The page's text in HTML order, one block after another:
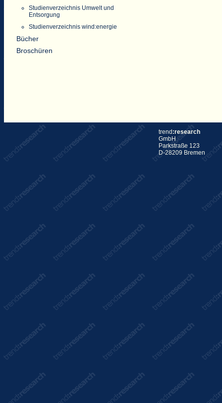
Studienverzeichnis Umwelt und
Entsorgung
Studienverzeichnis wind:energie
Bücher
Broschüren
trend :research
GmbH
Parkstraße 123
D-28209 Bremen